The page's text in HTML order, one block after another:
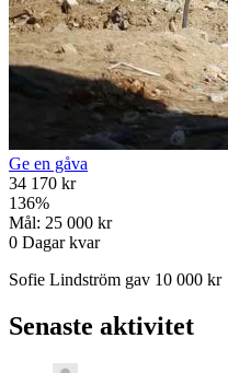
Ge en gåva
34 170 kr
136%
Mål: 25 000 kr
0 Dagar kvar
Sofie Lindström gav 10 000 kr
Senaste aktivitet